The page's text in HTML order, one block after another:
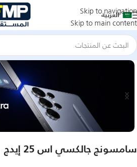
Skip to navigation
Skip to main content
العربية
سامسونج جالكسي اس 25 إيدج